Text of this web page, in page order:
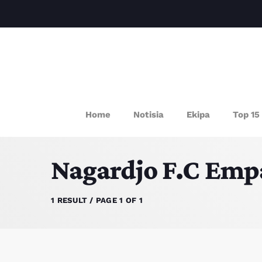
Home Notisia Ekipa Top 15
Nagardjo F.C
1 RESULT / PAGE 1 OF 1